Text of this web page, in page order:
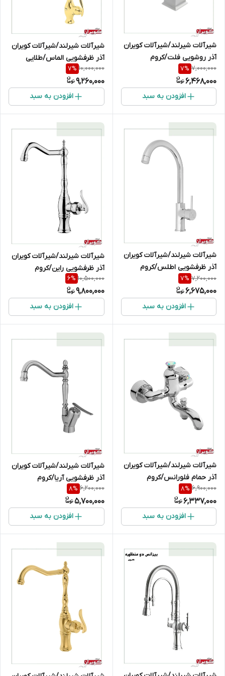
شیرآلات شیرلند/شیرآلات کویران
آذر روشویی فلت/کروم
7,000,000
7%
6,468,000
افزودن به سبد
شیرآلات شیرلند/شیرآلات کویران
آذر ظرفشویی الماس/طلایی
10,000,000
7%
9,260,000
افزودن به سبد
شیرآلات شیرلند/شیرآلات کویران
آذر ظرفشویی اطلس/کروم
7,200,000
7%
6,675,000
افزودن به سبد
شیرآلات شیرلند/شیرآلات کویران
آذر ظرفشویی راین/کروم
10,500,000
6%
9,800,000
افزودن به سبد
شیرآلات شیرلند/شیرآلات کویران
آذر حمام فلورانس/کروم
6,900,000
8%
6,337,000
افزودن به سبد
شیرآلات شیرلند/شیرآلات کویران
آذر ظرفشویی آریا/کروم
6,200,000
8%
5,700,000
افزودن به سبد